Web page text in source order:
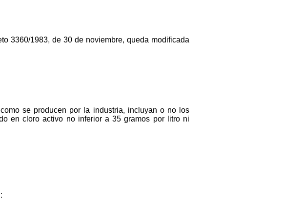
3360/1983, de 30 de noviembre, queda modificada
se producen por la industria, incluyan o no los
en cloro activo no inferior a 35 gramos por litro ni